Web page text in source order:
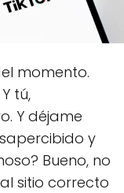
momento.
tú,
Y déjame
y
Bueno, no
sitio correcto